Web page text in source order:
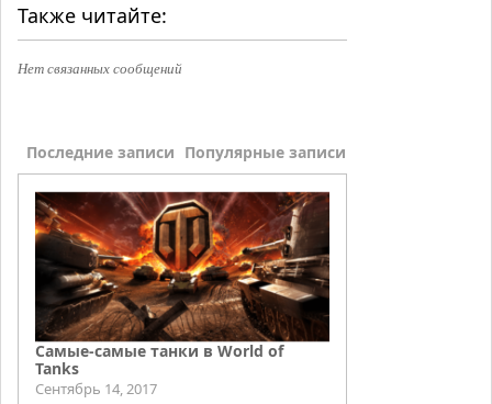
Также читайте:
Нет связанных сообщений
Последние записи Популярные записи
Самые-самые танки в World of
Tanks
Сентябрь 14, 2017